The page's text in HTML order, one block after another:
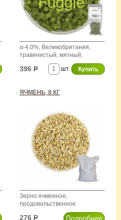
α-4.0%, Великобритания,
травянистый, мятный,
землистый аромат
шт.
396 Р
ЯЧМЕНЬ, 8 КГ
Зерно ячменное,
продовольственное
Подробнее
276 Р